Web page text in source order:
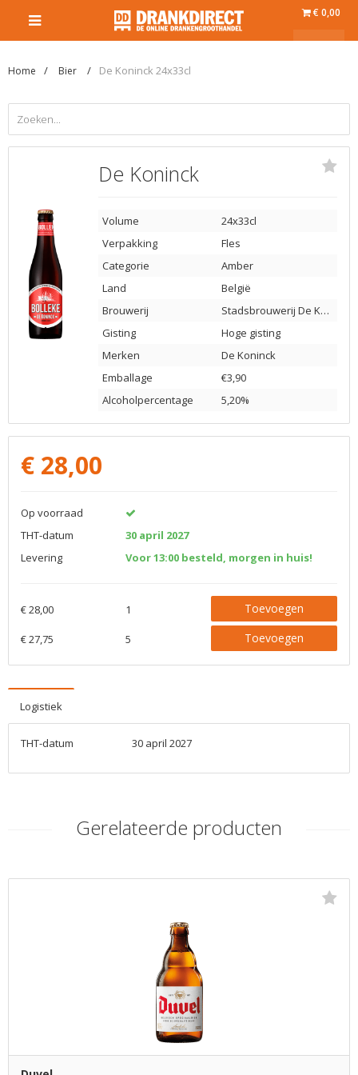
€ 0,00
Home Bier De Koninck 24x33cl
De Koninck
Volume
24x33cl
Verpakking
Fles
Categorie
Amber
Land
België
Brouwerij
Stadsbrouwerij De Koninck
Gisting
Hoge gisting
Merken
De Koninck
Emballage
€3,90
Alcoholpercentage
5,20%
€ 28,00
Op voorraad
THT-datum
30 april 2027
Levering
Voor 13:00 besteld, morgen in huis!
€ 28,00 1 Toevoegen
€ 27,75 5 Toevoegen
Logistiek
THT-datum 30 april 2027
Gerelateerde producten